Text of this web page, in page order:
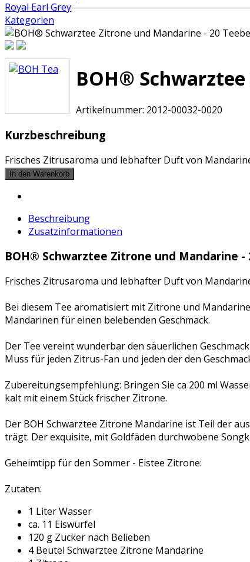
Royal Earl Grey
Kategorien
BOH®
Artikelnummer: 2012-00032-0020
Kurzbeschreibung
Frisches Zitrusaroma und lebhafter Duft von
Beschreibung
Zusatzinformationen
BOH® Schwarztee Zitrone und Mandarine -
Frisches Zitrusaroma und lebhafter Duft von
Bei diesem Tee aromatisiert mit Zitrone und
Mandarinen für einen belebenden Geschmack.
Der Tee vereint wunderbar den säuerlichen
Muss für jeden Zitrus-Fan und jeden der den
Zubereitungsempfehlung: Bringen Sie ca 200 ml
kalt mit einem Stück frischer Zitrone.
Der BOH Schwarztee Zitrone Mandarine ist Teil der
trägt. Der exquisite, mit Goldfäden durchwobene
Geheimtipp für den Sommer - Eistee Zitrone:
Zutaten:
1 Liter Wasser
ca. 11 Eiswürfel
120 g Zucker nach Belieben
4 Beutel Schwarztee Zitrone Mandarine